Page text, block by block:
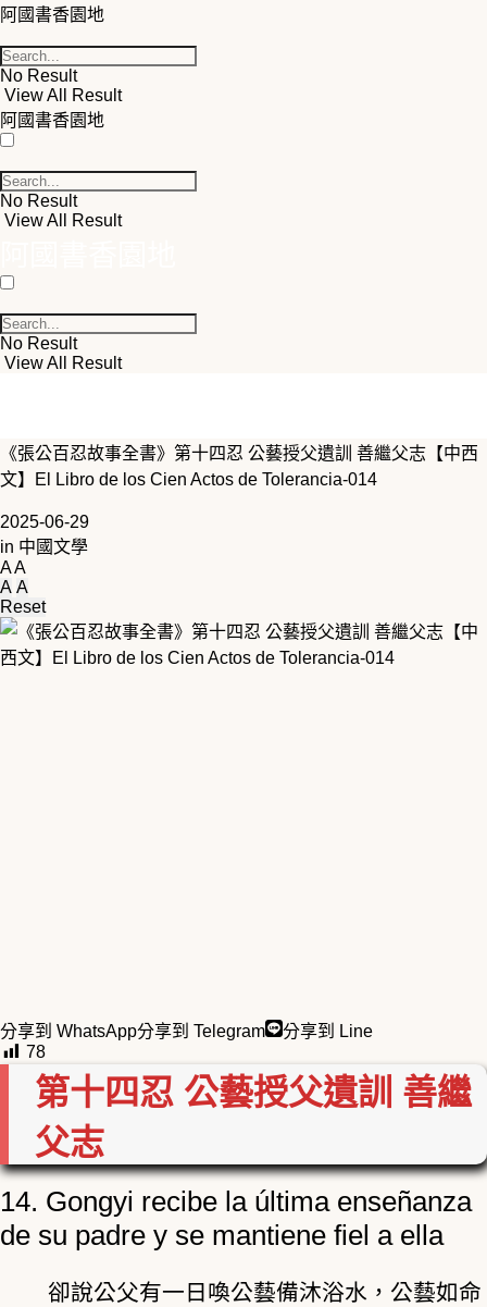
阿國書香園地
No Result
View All Result
阿國書香園地
No Result
View All Result
No Result
View All Result
《張公百忍故事全書》第十四忍 公藝授父遺訓 善繼父志【中西
文】El Libro de los Cien Actos de Tolerancia-014
2025-06-29
in 中國文學
AA
A A
Reset
分享到 WhatsApp分享到 Telegram
分享到 Line
78
第十四忍 公藝授父遺訓 善繼
父志
14. Gongyi recibe la última enseñanza
de su padre y se mantiene fiel a ella
卻說公父有一日喚公藝備沐浴水，公藝如命